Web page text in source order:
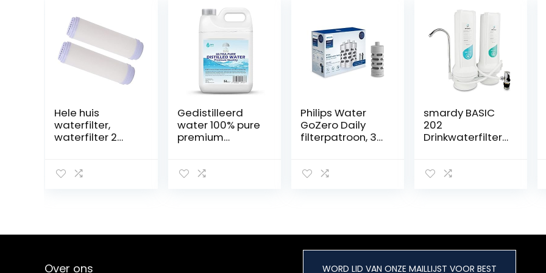
Hele huis
waterfilter,
waterfilter 2
luchtreiniger
Gedistilleerd
water 100% pure
premium
CPap, strijkijzers,
the UK (5 Liter)
Philips Water
GoZero Daily
filterpatroon, 3
smardy BASIC
202
Drinkwaterfilter
micron PP
Over ons WORD LID VAN ONZE MAILLIJST VOOR BEST